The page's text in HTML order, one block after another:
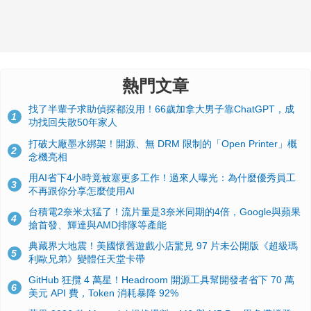
熱門文章
1
找了半輩子求助偵探都沒用！66歲加拿大男子靠ChatGPT，成
功找回失散50年家人
2
打破大廠墨水綁架！開源、無 DRM 限制的「Open Printer」概
念機亮相
3
用AI省下4小時竟被塞更多工作！過來人曝光：為什麼優秀員工
不再跟你分享怎麼使用AI
4
台積電2奈米太猛了！流片量是3奈米同期的4倍，Google與蘋果
搶首發、輝達與AMD排隊等產能
5
典藏界大地震！美國懷舊遊戲小店驚見 97 片未公開版《超級瑪
利歐兄弟》變體任天堂卡帶
6
GitHub 狂攬 4 萬星！Headroom 開源工具幫開發者省下 70 萬
美元 API 費，Token 消耗暴降 92%